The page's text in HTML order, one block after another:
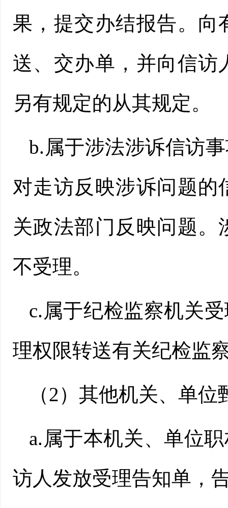
果，提交办结报告。向
送、交办单，并向信访
另有规定的从其规定。
b.属于涉法涉诉信访
对走访反映涉诉问题的
关政法部门反映问题
不受理。
c.属于纪检监察机关
理权限转送有关纪检监
（2）其他机关、单位
a.属于本机关、单位
访人发放受理告知单，